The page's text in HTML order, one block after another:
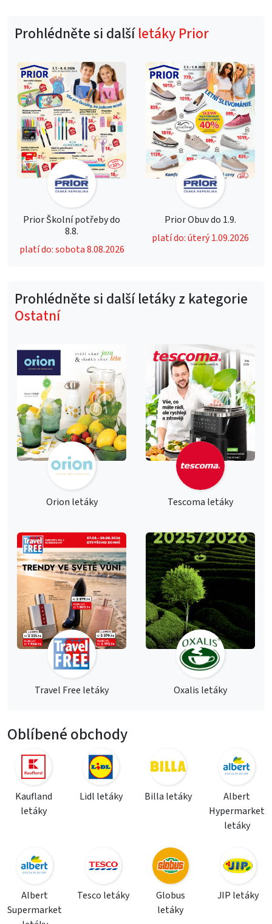
Prohlédněte si dalšíletáky Prior
Prior Školní potřeby do
8.8.
platí do: sobota 8.08.2026
Prior Obuv do 1.9.
platí do: úterý 1.09.2026
Prohlédněte si další letáky z kategorie
Ostatní
Orion letáky Tescoma letáky
Travel Free letáky Oxalis letáky
Oblíbené obchody
Kaufland
letáky
Lidl letáky Billa letáky
Albert
Hypermarket
letáky
Albert
Supermarket
Tesco letáky
Globus
letáky
JIP letáky